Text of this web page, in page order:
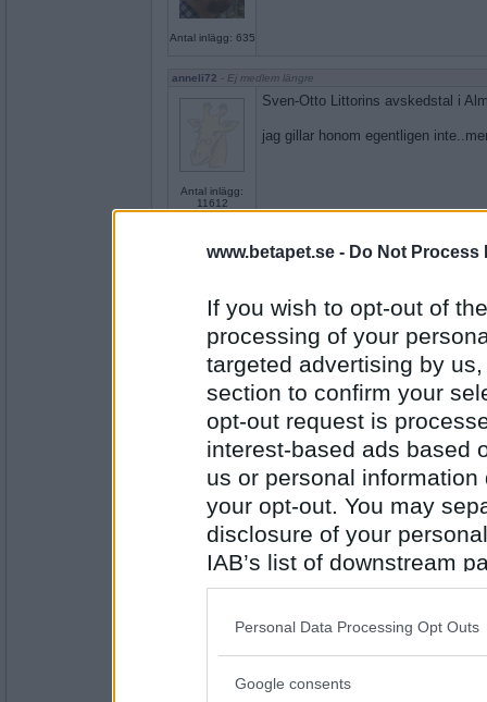
www.betapet.se - Do Not Process
If you wish to opt-out of
processing of your
targeted advertising by
section to confirm your
opt-out request is
interest-based ads based
us or personal
your opt-out. You may
disclosure of your
IAB’s list of downstream
also be disclosed by us
Downstream Participants
Please note that this
Personal Data Processing Opt Outs
Google consents
Antal inlägg: 635
anneli72 - Ej medlem längre
Antal inlägg:
11612
Sven-Otto Littorins avskedstal i
jag gillar honom egentligen
- Administratör
Antal inlägg:
24325
Nu då jag läser våra lokala
Bitte
- Ej medlem längre
Antal inlägg:
9204
igår. pga insikt.
praktgräl vi haft.... jag grät som
mitt hela liv typ....och så in i
kärlek....www.youtube.com /